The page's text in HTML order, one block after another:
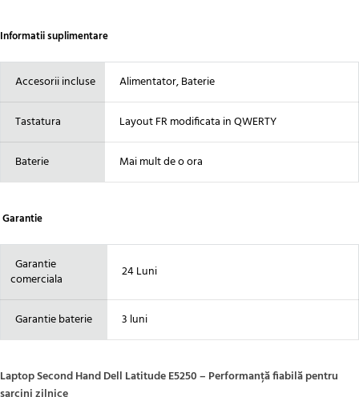
Informatii suplimentare
Accesorii incluse Alimentator, Baterie
Tastatura Layout FR modificata in QWERTY
Baterie Mai mult de o ora
Garantie
Garantie
comerciala
24 Luni
Garantie baterie 3 luni
Laptop Second Hand Dell Latitude E5250 – Performanță fiabilă pentru